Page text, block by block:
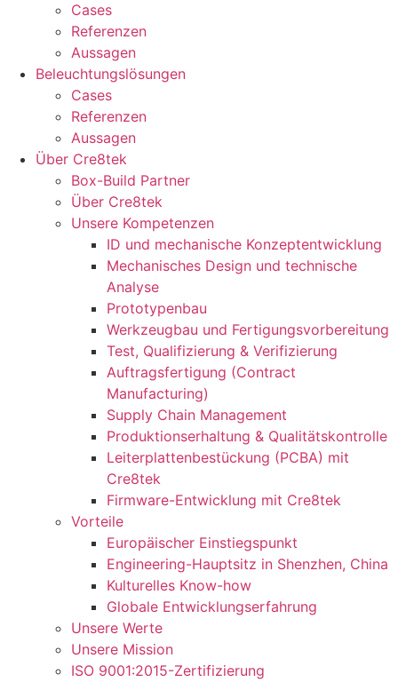
Cases
Referenzen
Aussagen
Beleuchtungslösungen
Cases
Referenzen
Aussagen
Über Cre8tek
Box-Build Partner
Über Cre8tek
Unsere Kompetenzen
ID und mechanische Konzeptentwicklung
Mechanisches Design und technische
Analyse
Prototypenbau
Werkzeugbau und Fertigungsvorbereitung
Test, Qualifizierung & Verifizierung
Auftragsfertigung (Contract
Manufacturing)
Supply Chain Management
Produktionserhaltung & Qualitätskontrolle
Leiterplattenbestückung (PCBA) mit
Cre8tek
Firmware-Entwicklung mit Cre8tek
Vorteile
Europäischer Einstiegspunkt
Engineering-Hauptsitz in Shenzhen, China
Kulturelles Know-how
Globale Entwicklungserfahrung
Unsere Werte
Unsere Mission
ISO 9001:2015-Zertifizierung